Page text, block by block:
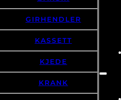
GIRHENDLER
KASSETT
KJEDE
KRANK
KRANKDREV